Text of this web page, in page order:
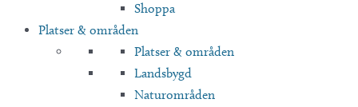
Shoppa
Platser & områden
Platser & områden
Landsbygd
Naturområden